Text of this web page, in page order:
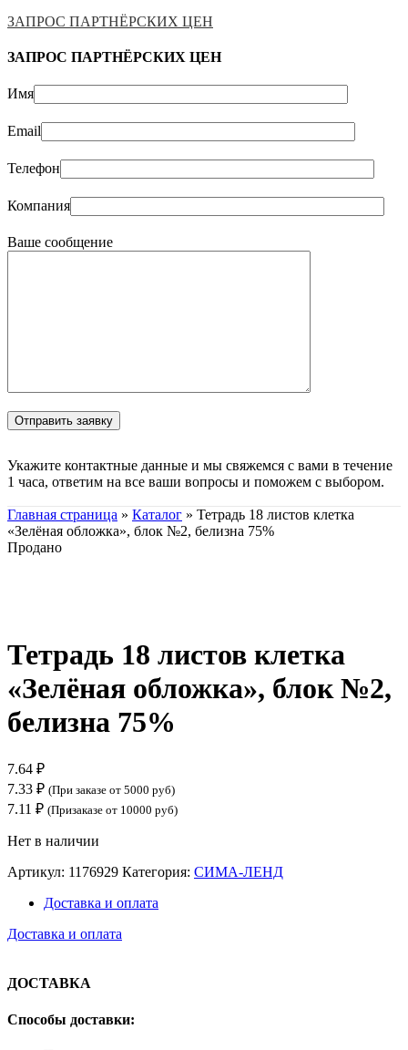
ЗАПРОС ПАРТНЁРСКИХ ЦЕН
ЗАПРОС ПАРТНЁРСКИХ ЦЕН
Имя
Email
Телефон
Компания
Ваше сообщение
Укажите контактные данные и мы свяжемся с вами в течение
1 часа, ответим на все ваши вопросы и поможем с выбором.
Главная страница » Каталог » Тетрадь 18 листов клетка
«Зелёная обложка», блок №2, белизна 75%
Продано
Тетрадь 18 листов клетка
«Зелёная обложка», блок №2,
белизна 75%
7.64 ₽
7.33 ₽ (При заказе от 5000 руб)
7.11 ₽ (Призаказе от 10000 руб)
Нет в наличии
Артикул: 1176929 Категория: СИМА-ЛЕНД
Доставка и оплата
Доставка и оплата
ДОСТАВКА
Способы доставки: